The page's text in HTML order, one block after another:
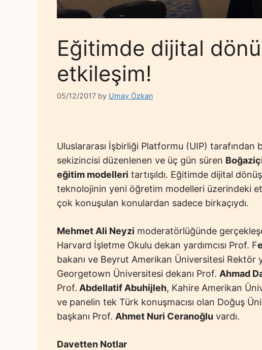
Eğitimde dijital
etkileşim!
05/12/2017 by Umay Özkan
Uluslararası İşbirliği Platformu (UIP) tarafından
sekizincisi düzenlenen ve üç gün süren
eğitim modelleri tartışıldı. Eğitimde dijital
teknolojinin yeni öğretim modelleri üzerindeki
çok konuşulan konulardan sadece birkaçıydı.
Mehmet Ali Neyzi moderatörlüğünde
Harvard İşletme Okulu dekan yardımcısı Prof. F
bakanı ve Beyrut Amerikan Üniversitesi Rektör
Georgetown Üniversitesi dekanı Prof. Ahmad
Prof. Abdellatif Abuhijleh, Kahire Amerikan
ve panelin tek Türk konuşmacısı olan Doğuş
başkanı Prof. Ahmet Nuri Ceranoğlu vardı.
Davetten Notlar